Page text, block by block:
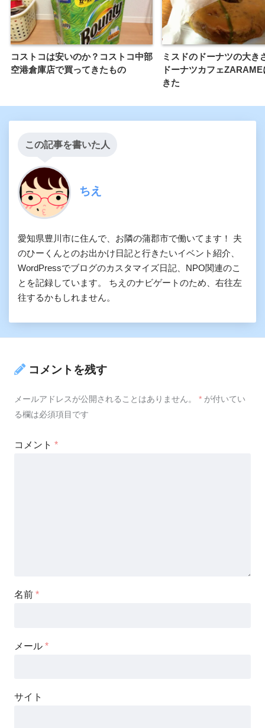
コストコは安いのか？コストコ中部
空港倉庫店で買ってきたもの
ミスドのドーナツの大き
ドーナツカフェ
きた
この記事を書いた人
ちえ
愛知県豊川市に住んで、お隣の蒲郡市で働いてます！ 夫
のひーくんとのお出かけ日記と行きたいイベント紹介、
WordPressでブログのカスタマイズ日記、NPO関連のこ
とを記録しています。 ちえのナビゲートのため、右往左
往するかもしれません。
コメントを残す
メールアドレスが公開されることはありません。 * が付いてい
る欄は必須項目です
コメント *
名前 *
メール *
サイト